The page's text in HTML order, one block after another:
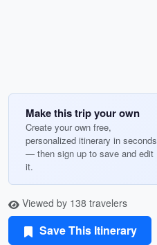
Make this trip your own
Create your own free,
personalized itinerary in seconds
— then sign up to save and edit
it.
Viewed by 138 travelers
Save This Itinerary